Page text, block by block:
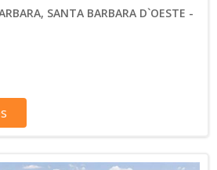
SANTA BARBARA D`OESTE -